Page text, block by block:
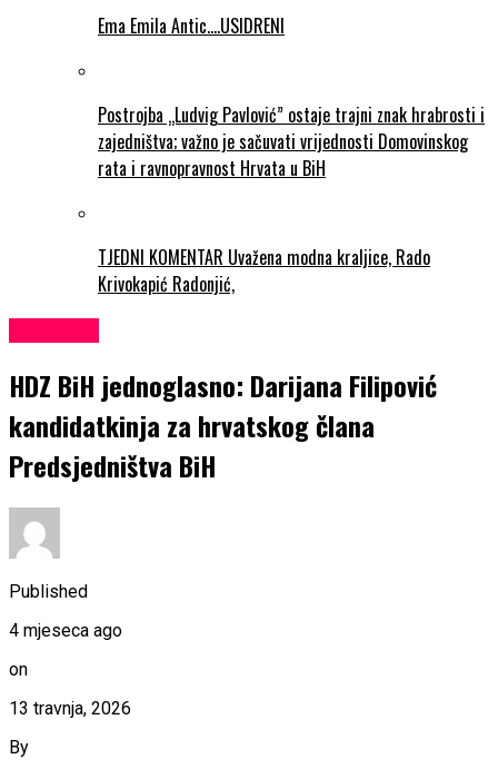
Ema Emila Antic….USIDRENI
Postrojba „Ludvig Pavlović” ostaje trajni znak hrabrosti i
zajedništva; važno je sačuvati vrijednosti Domovinskog
rata i ravnopravnost Hrvata u BiH
TJEDNI KOMENTAR Uvažena modna kraljice, Rado
Krivokapić Radonjić,
HDZ BiH jednoglasno: Darijana Filipović
kandidatkinja za hrvatskog člana
Predsjedništva BiH
Published
4 mjeseca ago
on
13 travnja, 2026
By